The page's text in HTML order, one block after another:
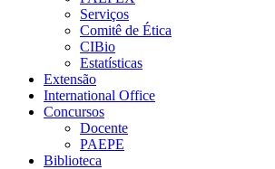
Serviços
Comitê de Ética
CIBio
Estatísticas
Extensão
International Office
Concursos
Docente
PAEPE
Biblioteca